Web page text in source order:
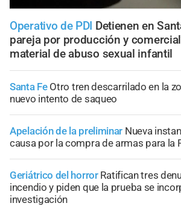
Operativo de PDI Detienen en
pareja por producción y
material de abuso sexual infantil
Santa Fe Otro tren descarrilado en la
nuevo intento de saqueo
Apelación de la preliminar Nueva
causa por la compra de armas para la
Geriátrico del horror Ratifican tres
incendio y piden que la prueba se
investigación